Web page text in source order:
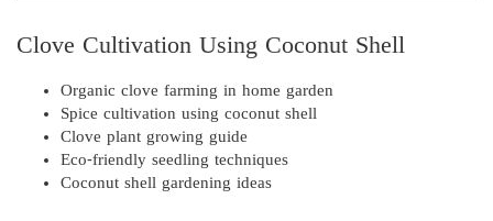
Clove Cultivation Using Coconut Shell
Organic clove farming in home garden
Spice cultivation using coconut shell
Clove plant growing guide
Eco-friendly seedling techniques
Coconut shell gardening ideas